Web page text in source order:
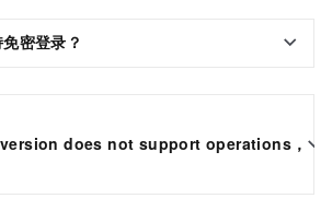
密登录？
does not support operations，